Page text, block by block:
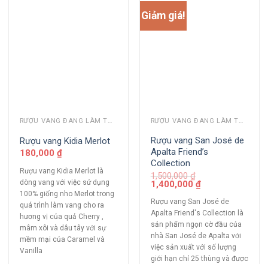
Rượu vang Kidia Merlot
180,000 ₫
Rượu vang Kidia Merlot là
dòng vang với việc sử dụng
100% giống nho Merlot trong
quá trình làm vang cho ra
hương vị của quả Cherry ,
mâm xôi và dâu tây với sự
mềm mại của Caramel và
Vanilla
Giảm giá!
Rượu vang San José de
Apalta Friend’s
Collection
1,500,000₫
1,400,000₫
Rượu vang San José de
Apalta Friend's Collection là
sản phẩm ngọn cờ đầu của
nhà San José de Apalta với
việc sản xuất với số lượng
giới hạn chỉ 25 thùng và được